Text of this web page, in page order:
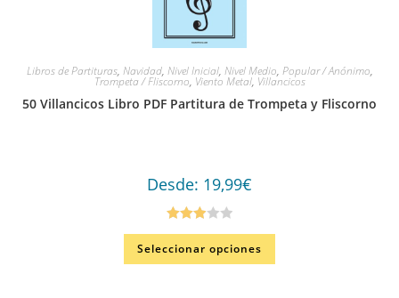
Libros de Partituras, Navidad, Nivel Inicial, Nivel Medio, Popular / Anónimo,
Trompeta / Fliscorno, Viento Metal, Villancicos
50 Villancicos Libro PDF Partitura de Trompeta y Fliscorno
Desde: 19,99€
Valorad
o en
Seleccionar opciones